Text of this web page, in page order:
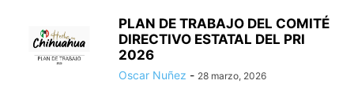
PLAN DE TRABAJO DEL COMITÉ
DIRECTIVO ESTATAL DEL PRI
2026
Oscar Nuñez - 28 marzo, 2026